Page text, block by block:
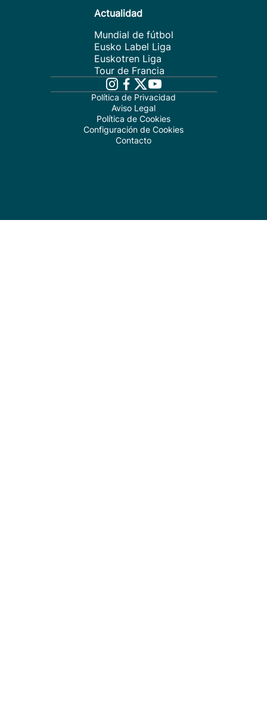
Actualidad
Mundial de fútbol
Eusko Label Liga
Euskotren Liga
Tour de Francia
Política de Privacidad
Aviso Legal
Política de Cookies
Configuración de Cookies
Contacto